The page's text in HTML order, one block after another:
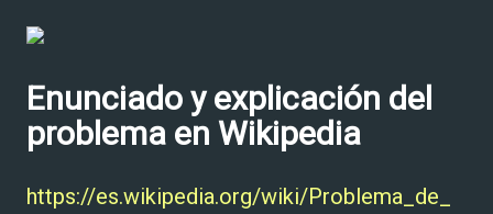
Enunciado y explicación del
problema en Wikipedia
https://es.wikipedia.org/wiki/Problema_de_